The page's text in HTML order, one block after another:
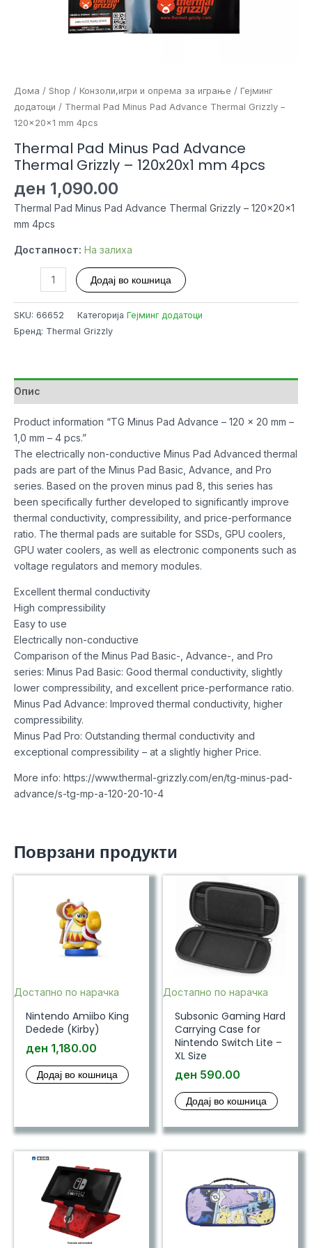
Дома / Shop / Конзоли,игри и опрема за играње / Гејминг
додатоци / Thermal Pad Minus Pad Advance Thermal Grizzly –
120x20x1 mm 4pcs
Thermal Pad Minus Pad Advance
Thermal Grizzly – 120x20x1 mm 4pcs
ден 1,090.00
Thermal Pad Minus Pad Advance Thermal Grizzly – 120x20x1
mm 4pcs
Достапност: На залиха
Minus
Advance
-
120x20x1
mm
4pcs
количина
Додај во кошница
SKU: 66652 Категорија Гејминг додатоци
Бренд: Thermal Grizzly
Опис
Product information “TG Minus Pad Advance – 120 x 20 mm –
1,0 mm – 4 pcs.”
The electrically non-conductive Minus Pad Advanced thermal
pads are part of the Minus Pad Basic, Advance, and Pro
series. Based on the proven minus pad 8, this series has
been specifically further developed to significantly improve
thermal conductivity, compressibility, and price-performance
ratio. The thermal pads are suitable for SSDs, GPU coolers,
GPU water coolers, as well as electronic components such as
voltage regulators and memory modules.
Excellent thermal conductivity
High compressibility
Easy to use
Electrically non-conductive
Comparison of the Minus Pad Basic-, Advance-, and Pro
series: Minus Pad Basic: Good thermal conductivity, slightly
lower compressibility, and excellent price-performance ratio.
Minus Pad Advance: Improved thermal conductivity, higher
compressibility.
Minus Pad Pro: Outstanding thermal conductivity and
exceptional compressibility – at a slightly higher Price.
More info: https://www.thermal-grizzly.com/en/tg-minus-pad-
advance/s-tg-mp-a-120-20-10-4
Поврзани продукти
Достапно по нарачка
Nintendo Amiibo King
Dedede (Kirby)
ден 1,180.00
Додај во кошница
Достапно по нарачка
Subsonic Gaming Hard
Carrying Case for
Nintendo Switch Lite –
XL Size
ден 590.00
Додај во кошница